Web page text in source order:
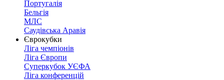
Португалія
Бельгія
МЛС
Саудівська Аравія
Єврокубки
Ліга чемпіонів
Ліга Європи
Суперкубок УЄФА
Ліга конференцій